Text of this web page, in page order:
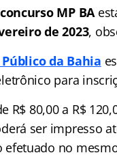
concurso MP BA
de 2023,
da Bahia
para
R$ 80,00 a R$
ser impresso
efetuado no